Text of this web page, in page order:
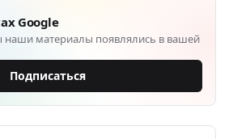
Google
материалы появлялись в вашей
Подписаться